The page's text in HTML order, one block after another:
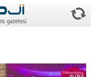
gazetesi